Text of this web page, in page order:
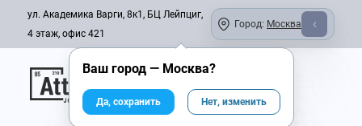
ул. Академика Варги, 8к1, БЦ Лейпциг,
4 этаж, офис 421
Город: Москва
Онлайн-журнал
Ваш город — Москва?
Да, сохранить Нет, изменить